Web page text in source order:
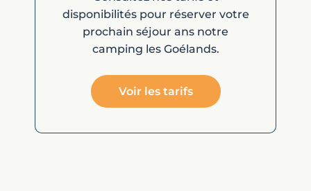
disponibilités pour réserver votre
prochain séjour ans notre
camping les Goélands.
Voir les tarifs